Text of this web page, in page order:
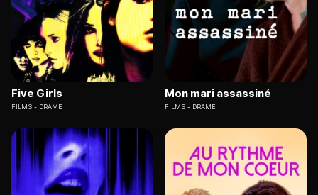
Five Girls
FILMS DRAME
Mon mari assassiné
FILMS DRAME